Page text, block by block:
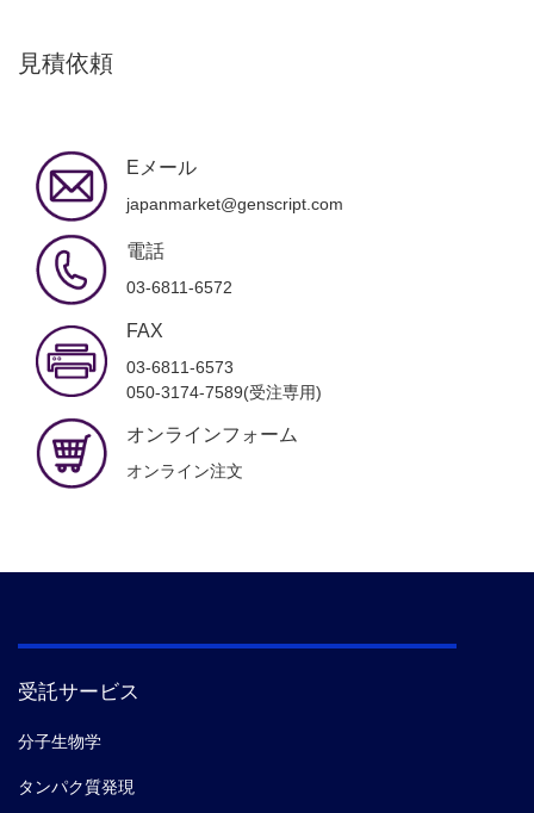
見積依頼
Eメール
japanmarket@genscript.com
電話
03-6811-6572
FAX
03-6811-6573
050-3174-7589(受注専用)
オンラインフォーム
オンライン注文
受託サービス
分子生物学
タンパク質発現